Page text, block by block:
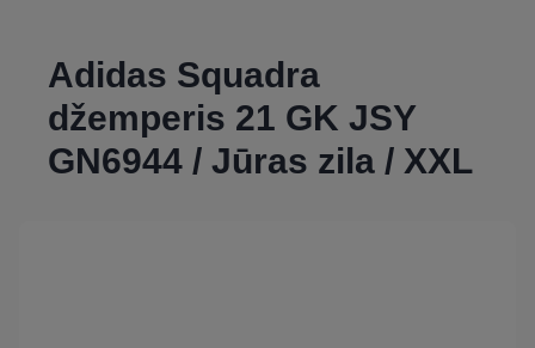
Adidas Squadra
džemperis 21 GK JSY
GN6944 / Jūras zila / XXL